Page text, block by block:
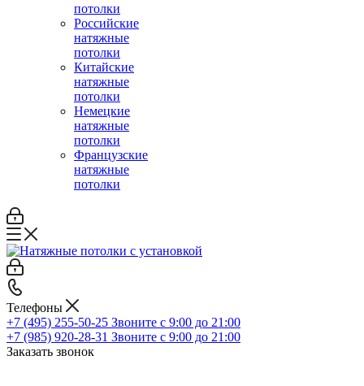
потолки
Российские
натяжные
потолки
Китайские
натяжные
потолки
Немецкие
натяжные
потолки
Французские
натяжные
потолки
Телефоны
+7 (495) 255-50-25 Звоните с 9:00 до 21:00
+7 (985) 920-28-31 Звоните с 9:00 до 21:00
Заказать звонок